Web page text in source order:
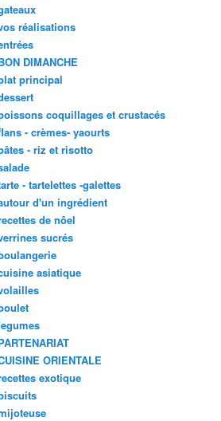
réalisations
DIMANCHE
principal
coquillages et crustacés
- crèmes- yaourts
- riz et risotto
- tartelettes -galettes
d'un ingrédient
de nôel
sucrés
asiatique
ORIENTALE
exotique